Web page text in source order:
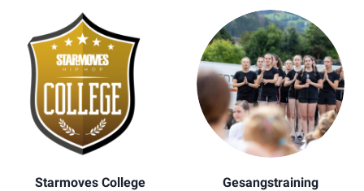
Starmoves College
Gesangstraining